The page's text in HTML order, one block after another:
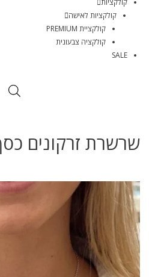
קולקציות
קולקציות לאישה
קולקציית PREMIUM
קולקציה צבעונית
SALE
שרשרת זרקונים כסף